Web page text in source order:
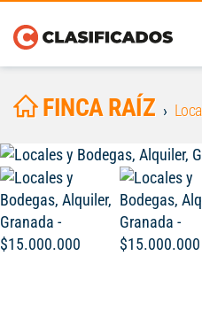
FINCA RAÍZ